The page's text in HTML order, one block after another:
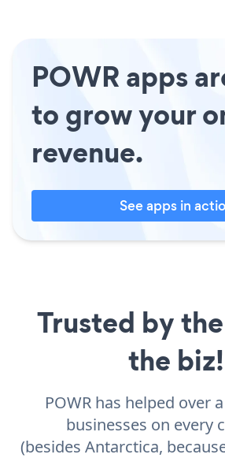
POWR apps
to grow your
revenue.
See apps in
Trusted by
the biz!
POWR has helped over
businesses on every
(besides Antarctica,